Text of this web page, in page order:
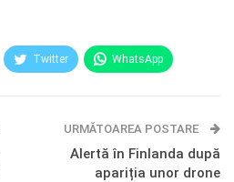
Twitter WhatsApp
URMĂTOAREA POSTARE
Alertă în Finlanda după
apariția unor drone